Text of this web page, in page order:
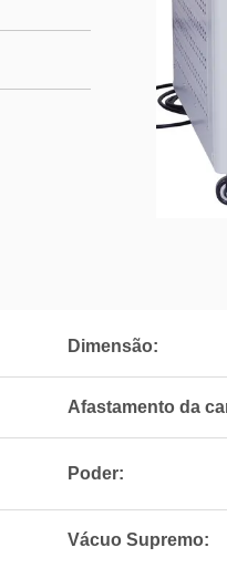
Dimensão:
Afastamento da
Poder:
Vácuo Supremo: